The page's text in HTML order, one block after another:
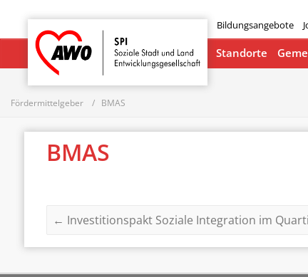
Bildungsangebote
Startseite
Standorte
Fördermittelgeber BMAS
BMAS
← Investitionspakt Soziale Integration im